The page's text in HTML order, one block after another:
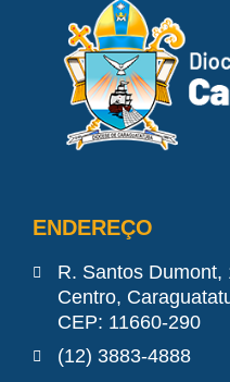
ENDEREÇO
R. Santos Dumont,
Centro,
CEP: 11660-290
(12) 3883-4888